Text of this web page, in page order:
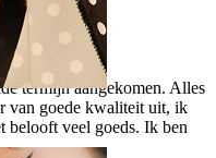
termijn aangekomen. Alles
van goede kwaliteit uit, ik
belooft veel goeds. Ik ben